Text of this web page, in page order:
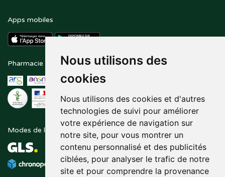
Nous utilisons des
cookies
Nous utilisons des cookies et d'autres
technologies de suivi pour améliorer
votre expérience de navigation sur
notre site, pour vous montrer un
contenu personnalisé et des publicités
ciblées, pour analyser le trafic de notre
site et pour comprendre la provenance
Apps mobiles
Pharmacie en ligne agréée Paiement sécurisé
Modes de livraison Suivez-nous sur